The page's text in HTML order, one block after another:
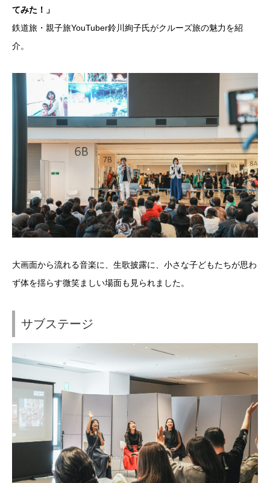
てみた！」
鉄道旅・親子旅YouTuber鈴川絢子氏がクルーズ旅の魅力を紹
介。
大画面から流れる音楽に、生歌披露に、小さな子どもたちが思わ
ず体を揺らす微笑ましい場面も見られました。
サブステージ